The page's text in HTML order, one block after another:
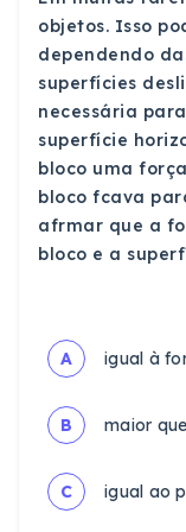
objetos. Isso
dependendo
superfícies
necessária
superfície
bloco uma
bloco fcava
afrmar que a
bloco e a
A igual à
B maior
C igual ao